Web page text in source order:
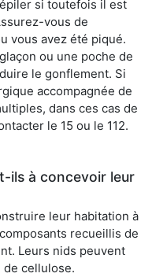
épiler si toutefois il est
vous de
vous avez été piqué.
ou une poche de
le gonflement. Si
accompagnée de
dans ces cas de
le 15 ou le 112.
ils à concevoir leur
leur habitation à
recueillis de
Leurs nids peuvent
cellulose.